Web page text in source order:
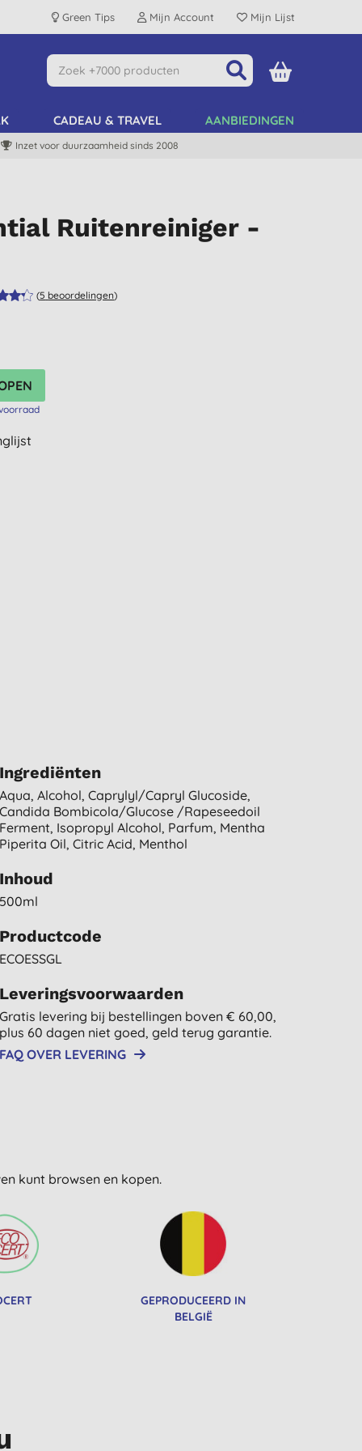
Green Tips Mijn Account Mijn Lijst
CADEAU & TRAVEL AANBIEDINGEN
Inzet voor duurzaamheid sinds 2008
Ruitenreiniger -
(5 beoordelingen)
Ingrediënten
Aqua, Alcohol, Caprylyl/capryl Glucoside,
Candida Bombicola/glucose /rapeseedoil
Ferment, Isopropyl Alcohol, Parfum, Mentha
Piperita Oil, Citric Acid, Menthol
Inhoud
500ml
Productcode
ECOESSGL
Leveringsvoorwaarden
Gratis levering bij bestellingen boven € 60,00,
plus 60 dagen niet goed, geld terug garantie.
FAQ OVER LEVERING
kunt browsen en kopen.
GEPRODUCEERD IN
BELGIË